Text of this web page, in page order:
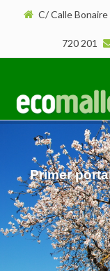
C/ Calle
720 201
Primer